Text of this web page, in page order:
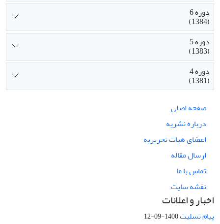
دوره 6
(1384)
دوره 5
(1383)
دوره 4
(1381)
صفحه اصلی
درباره نشریه
اعضای هیات تحریریه
ارسال مقاله
تماس با ما
نقشه سایت
اخبار و اعلانات
پیام تسلیت1400-09-12